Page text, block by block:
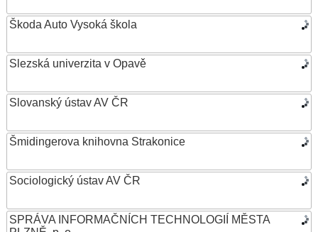
Škoda Auto Vysoká škola
Slezská univerzita v Opavě
Slovanský ústav AV ČR
Šmidingerova knihovna Strakonice
Sociologický ústav AV ČR
SPRÁVA INFORMAČNÍCH TECHNOLOGIÍ MĚSTA